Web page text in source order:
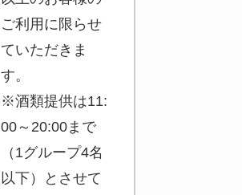
ご利用に限らせ
ていただきま
す。
※酒類提供は11:
00～20:00まで
（1グループ4名
以下）とさせて